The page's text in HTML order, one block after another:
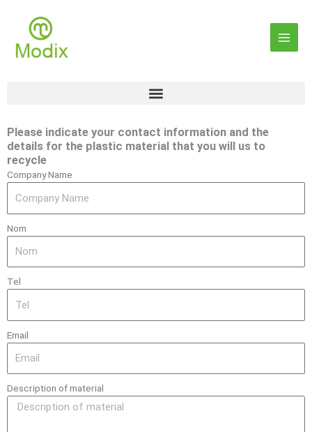
contenu
Please indicate your contact information and the
details for the plastic material that you will us to
recycle
Company Name
Nom
Tel
Email
Description of material